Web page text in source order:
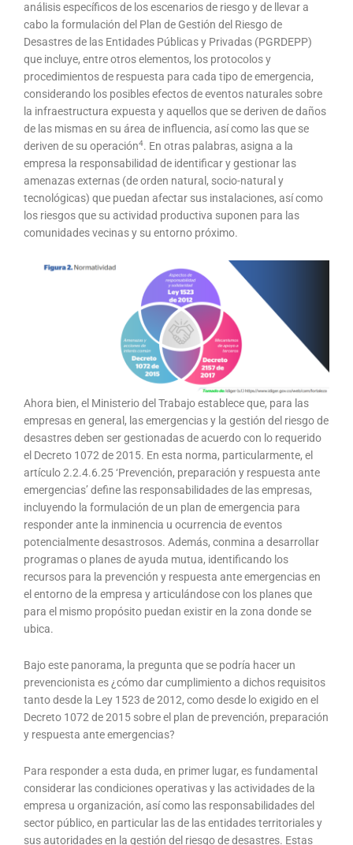
análisis específicos de los escenarios de riesgo y de llevar a
cabo la formulación del Plan de Gestión del Riesgo de
Desastres de las Entidades Públicas y Privadas (PGRDEPP)
que incluye, entre otros elementos, los protocolos y
procedimientos de respuesta para cada tipo de emergencia,
considerando los posibles efectos de eventos naturales sobre
la infraestructura expuesta y aquellos que se deriven de daños
de las mismas en su área de influencia, así como las que se
deriven de su operación4. En otras palabras, asigna a la
empresa la responsabilidad de identificar y gestionar las
amenazas externas (de orden natural, socio-natural y
tecnológicas) que puedan afectar sus instalaciones, así como
los riesgos que su actividad productiva suponen para las
comunidades vecinas y su entorno próximo.
Ahora bien, el Ministerio del Trabajo establece que, para las
empresas en general, las emergencias y la gestión del riesgo de
desastres deben ser gestionadas de acuerdo con lo requerido
el Decreto 1072 de 2015. En esta norma, particularmente, el
artículo 2.2.4.6.25 ‘Prevención, preparación y respuesta ante
emergencias’ define las responsabilidades de las empresas,
incluyendo la formulación de un plan de emergencia para
responder ante la inminencia u ocurrencia de eventos
potencialmente desastrosos. Además, conmina a desarrollar
programas o planes de ayuda mutua, identificando los
recursos para la prevención y respuesta ante emergencias en
el entorno de la empresa y articulándose con los planes que
para el mismo propósito puedan existir en la zona donde se
ubica.
Bajo este panorama, la pregunta que se podría hacer un
prevencionista es ¿cómo dar cumplimiento a dichos requisitos
tanto desde la Ley 1523 de 2012, como desde lo exigido en el
Decreto 1072 de 2015 sobre el plan de prevención, preparación
y respuesta ante emergencias?
Para responder a esta duda, en primer lugar, es fundamental
considerar las condiciones operativas y las actividades de la
empresa u organización, así como las responsabilidades del
sector público, en particular las de las entidades territoriales y
sus autoridades en la gestión del riesgo de desastres. Estas